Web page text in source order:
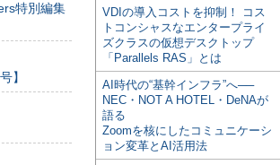
特別編集
】
VDIの導入コストを抑制！ コス
トコンシャスなエンタープライ
ズクラスの仮想デスクトップ
「Parallels RAS」とは
AI時代の“基幹インフラ”へ──
NEC・NOT A HOTEL・DeNAが
語る
Zoomを核にしたコミュニケーシ
ョン変革とAI活用法